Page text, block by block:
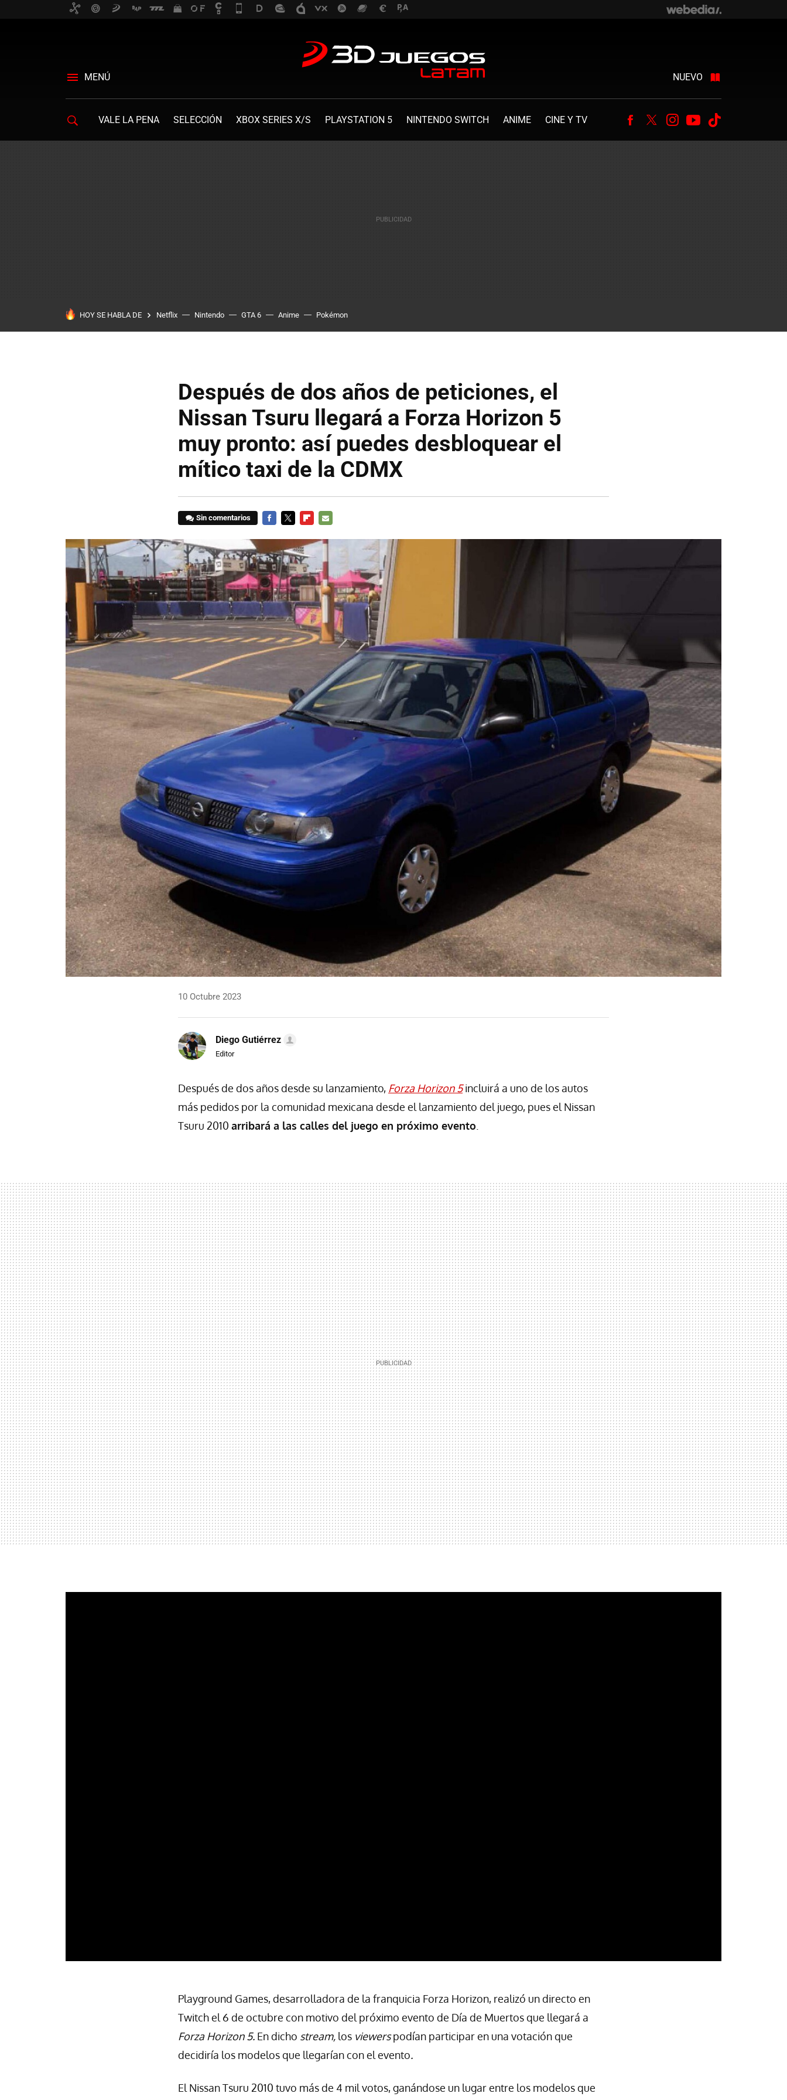
MENÚ NUEVO
VALE LA PENA SELECCIÓN XBOX SERIES X/S PLAYSTATION 5 NINTENDO SWITCH ANIME CINE Y TV Facebook
TwitterInstagram
Youtube
HOY SE HABLA DE Netflix Nintendo GTA 6 Anime Pokémon
Después de dos años de peticiones, el
Nissan Tsuru llegará a Forza Horizon 5
muy pronto: así puedes desbloquear el
mítico taxi de la CDMX
Sin comentarios
MAIL
10 Octubre 2023
Diego Gutiérrez
Editor
Después de dos años desde su lanzamiento, Forza Horizon 5incluirá a uno de los autos
más pedidos por la comunidad mexicana desde el lanzamiento del juego, pues el Nissan
Tsuru 2010 arribará a las calles del juego en próximo evento
Playground Games, desarrolladora de la franquicia Forza Horizon, realizó un directo en
Twitch el 6 de octubre con motivo del próximo evento de Día de Muertos que llegará a
Forza Horizon 5. En dicho stream, los viewerspodían participar en una votación que
decidiría los modelos que llegarían con el evento.
El Nissan Tsuru 2010 tuvo más de 4 mil votos, ganándose un lugar entre los modelos que